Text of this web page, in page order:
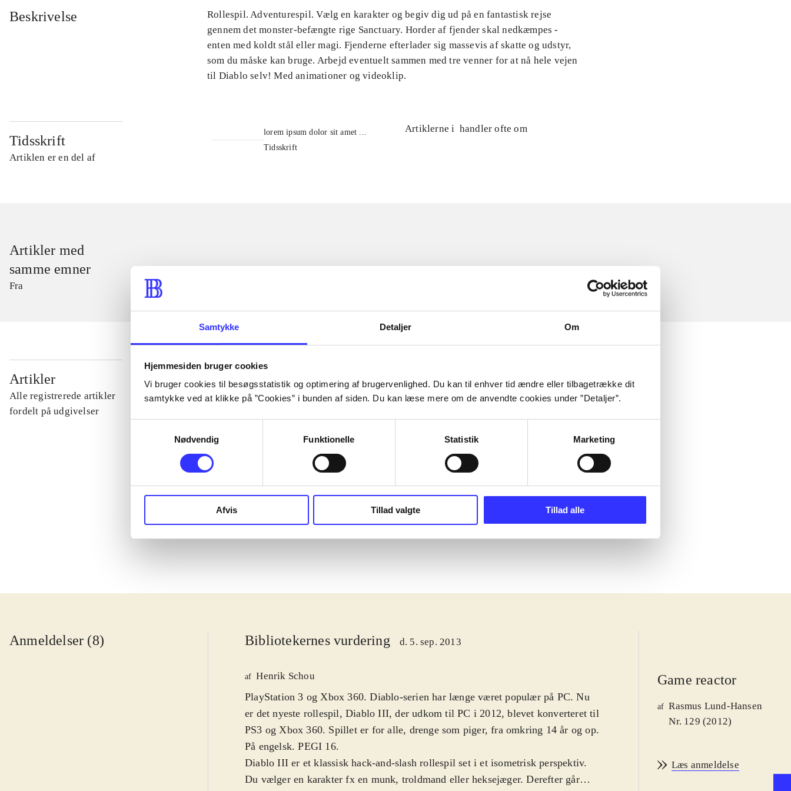
Samtykke Detaljer Om
Hjemmesiden bruger cookies
Vi bruger cookies til besøgsstatistik og optimering af brugervenlighed. Du kan til enhver tid ændre eller tilbagetrække dit
samtykke ved at klikke på ”Cookies” i bunden af siden. Du kan læse mere om de anvendte cookies under ”Detaljer”.
Nødvendig
Funktionelle Statistik Marketing
Afvis Tillad valgte Tillad alle
Beskrivelse
Rollespil. Adventurespil. Vælg en karakter og begiv dig ud på en fantastisk rejse
gennem det monster-befængte rige Sanctuary. Horder af fjender skal nedkæmpes -
enten med koldt stål eller magi. Fjenderne efterlader sig massevis af skatte og udstyr,
som du måske kan bruge. Arbejd eventuelt sammen med tre venner for at nå hele vejen
til Diablo selv! Med animationer og videoklip.
Tidsskrift
Artiklen er en del af
lorem ipsum dolor sit amet ...
Tidsskrift
Artiklerne i handler ofte om
Artikler med
samme emner
Fra
Artikler
Alle registrerede artikler
fordelt på udgivelser
...
...
...
...
Anmeldelser (8) Bibliotekernes vurdering d. 5. sep. 2013
af Henrik Schou
PlayStation 3 og Xbox 360. Diablo-serien har længe været populær på PC. Nu
er det nyeste rollespil, Diablo III, der udkom til PC i 2012, blevet konverteret til
PS3 og Xbox 360. Spillet er for alle, drenge som piger, fra omkring 14 år og op.
På engelsk. PEGI 16.
Diablo III er et klassisk hack-and-slash rollespil set i et isometrisk perspektiv.
Du vælger en karakter fx en munk, troldmand eller heksejæger. Derefter går
Game reactor
af Rasmus Lund-Hansen
Nr. 129 (2012)
Læs anmeldelse